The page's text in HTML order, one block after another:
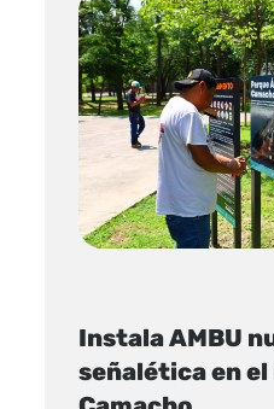
Instala AMBU
señalética en